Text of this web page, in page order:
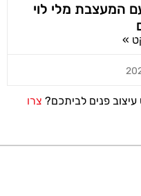
המעצבת מלי לוי
»
פנים לביתכם? צרו